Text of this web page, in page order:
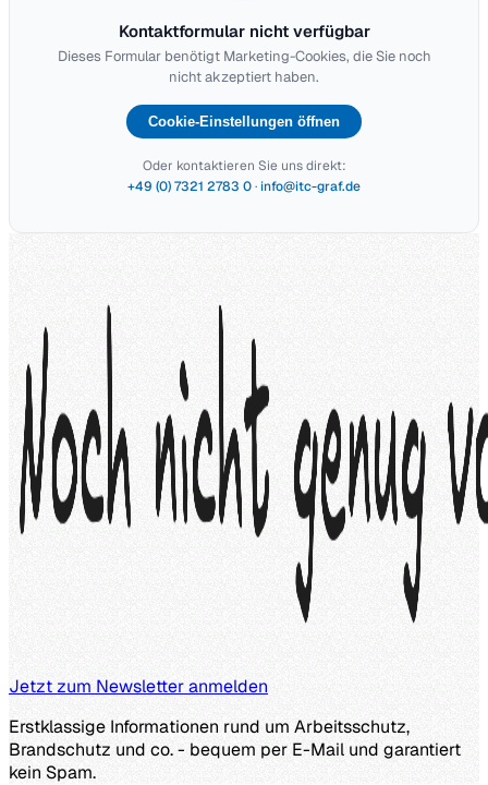
Kontaktformular nicht verfügbar
Dieses Formular benötigt Marketing-Cookies, die Sie noch
nicht akzeptiert haben.
Cookie-Einstellungen öffnen
Oder kontaktieren Sie uns direkt:
+49 (0) 7321 2783 0·info@itc-graf.de
Jetzt zum Newsletter anmelden
Erstklassige Informationen rund um Arbeitsschutz,
Brandschutz und co. - bequem per E-Mail und garantiert
kein Spam.